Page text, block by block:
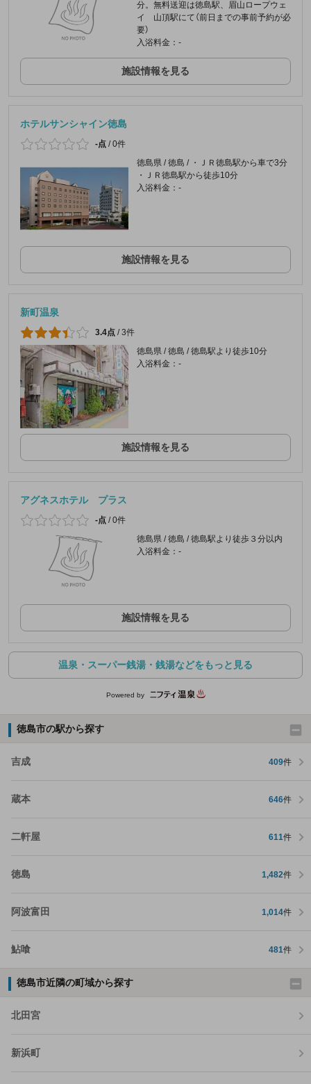
分。無料送迎は徳島駅、眉山ロープウェ
イ 山頂駅にて（前日までの事前予約が必
要）
入浴料金：-
施設情報を見る
ホテルサンシャイン徳島
-点 /0件
徳島県 / 徳島 / ・ＪＲ徳島駅から車で3分
・ＪＲ徳島駅から徒歩10分
入浴料金：-
施設情報を見る
新町温泉
3.4点 /3件
徳島県 / 徳島 / 徳島駅より徒歩10分
入浴料金：-
施設情報を見る
アグネスホテル プラス
-点 /0件
徳島県 / 徳島 / 徳島駅より徒歩３分以内
入浴料金：-
施設情報を見る
温泉・スーパー銭湯・銭湯などをもっと見る
Powered by
徳島市の駅から探す
吉成 409件
蔵本 646件
二軒屋 611件
徳島 1,482件
阿波富田 1,014件
鮎喰 481件
徳島市近隣の町域から探す
北田宮
新浜町